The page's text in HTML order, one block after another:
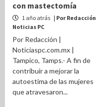
con mastectomía
1 año atrás | Por Redacción
Noticias PC
Por Redacción |
Noticiaspc.com.mx |
Tampico, Tamps.- A fin de
contribuir a mejorar la
autoestima de las mujeres
que atravesaron...